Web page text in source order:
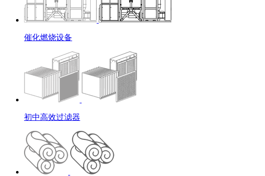
催化燃烧设备
初中高效过滤器